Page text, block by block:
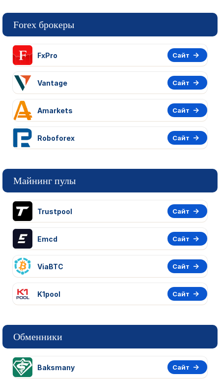
Forex брокеры
FxPro Сайт
Vantage Сайт
Amarkets Сайт
Roboforex Сайт
Майнинг пулы
Trustpool Сайт
Emcd Сайт
ViaBTC Сайт
K1pool Сайт
Обменники
Baksmany Сайт